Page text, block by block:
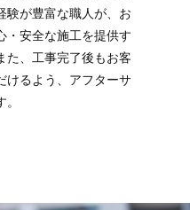
験が豊富な職人が、お
・安全な施工を提供す
た、工事完了後もお客
けるよう、アフターサ